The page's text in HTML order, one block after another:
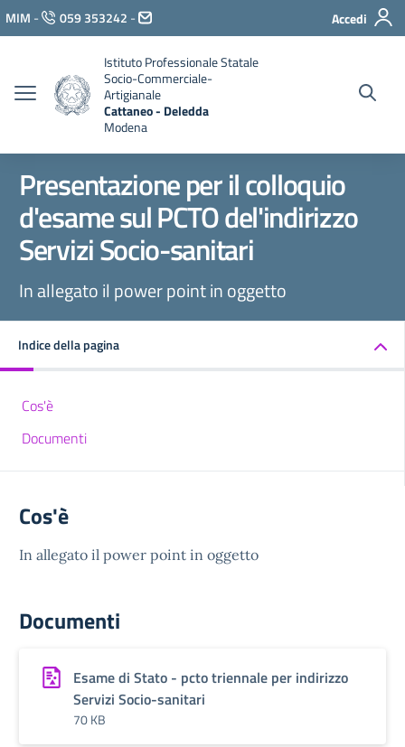
Vai ai contenuti
Vai al menu di navigazione
Vai al footer
MIM - 059 353242 - Accedi
Istituto Professionale Statale
Socio-Commerciale-
Artigianale
Cattaneo - Deledda
Modena
Presentazione per il colloquio
d'esame sul PCTO del'indirizzo
Servizi Socio-sanitari
In allegato il power point in oggetto
Indice della pagina
Cos'è
Documenti
Cos'è
In allegato il power point in oggetto
Documenti
Esame di Stato - pcto triennale per indirizzo
Servizi Socio-sanitari
70 KB